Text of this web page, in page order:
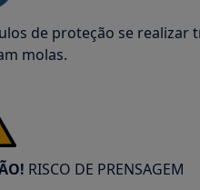
de proteção se
molas.
RISCO DE PRENSAGEM